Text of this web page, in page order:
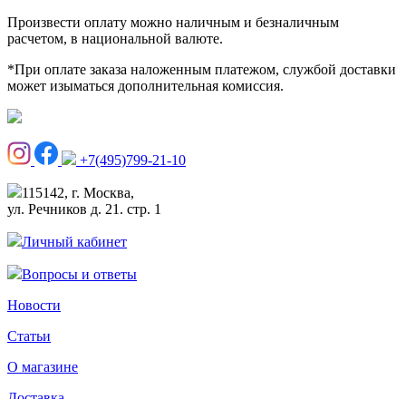
Произвести оплату можно наличным и безналичным
расчетом, в национальной валюте.
*При оплате заказа наложенным платежом, службой доставки
может изыматься дополнительная комиссия.
+7(495)799-21-10
115142, г. Москва,
ул. Речников д. 21. стр. 1
Личный кабинет
Вопросы и ответы
Новости
Статьи
О магазине